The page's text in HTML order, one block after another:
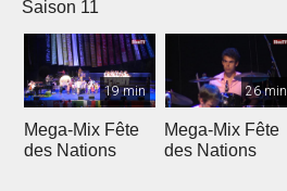
Saison 11
19 min
Mega-Mix Fête
des Nations
26 min
Mega-Mix Fête
des Nations